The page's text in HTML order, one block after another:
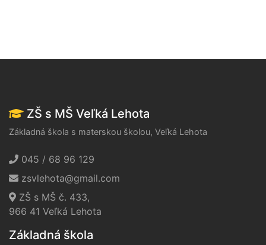
ZŠ s MŠ Veľká Lehota
Základná škola s materskou školou, Veľká Lehota
045 / 68 96 129
zsvlehota@gmail.com
ZŠ s MŠ č. 433,
966 41 Veľká Lehota
Základná škola